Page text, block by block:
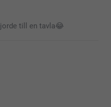
återkoppling.
varje dag för att bli bättre
produktbeskrivningar
som gör att vi kan bli ännu
till en tavla😂